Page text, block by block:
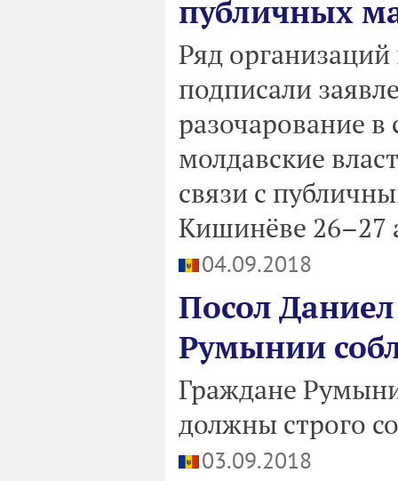
публичных
Ряд
подписали
разочарование
молдавские
связи с
Кишинёве 26–27
04.09.2018
Посол
Румынии
Граждане
должны строго
03.09.2018